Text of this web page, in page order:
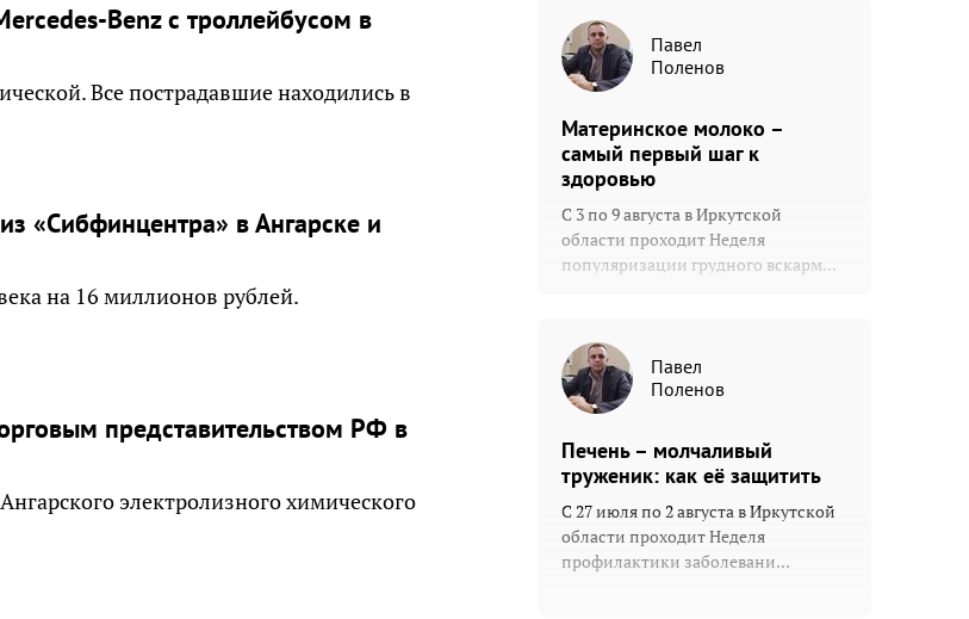
Benz с троллейбусом в
Все пострадавшие находились в
«Сибфинцентра» в Ангарске и
на 16 миллионов рублей.
представительством РФ в
электролизного химического
Павел
Поленов
Материнское молоко –
самый первый шаг к
здоровью
С 3 по 9 августа в Иркутской
области проходит Неделя
популяризации грудного вскарм...
Павел
Поленов
Печень – молчаливый
труженик: как её защитить
С 27 июля по 2 августа в Иркутской
области проходит Неделя
профилактики заболевани...